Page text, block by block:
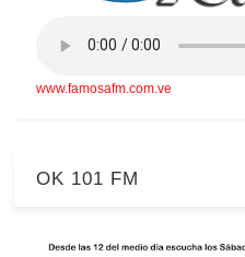
www.famosafm.com.ve
OK 101 FM